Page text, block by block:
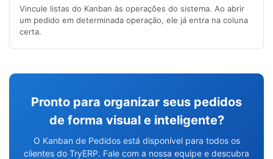
Vincule listas do Kanban às operações do sistema. Ao abrir
um pedido em determinada operação, ele já entra na coluna
certa.
Pronto para organizar seus pedidos
de forma visual e inteligente?
O Kanban de Pedidos está disponível para todos os
clientes do TryERP. Fale com a nossa equipe e descubra